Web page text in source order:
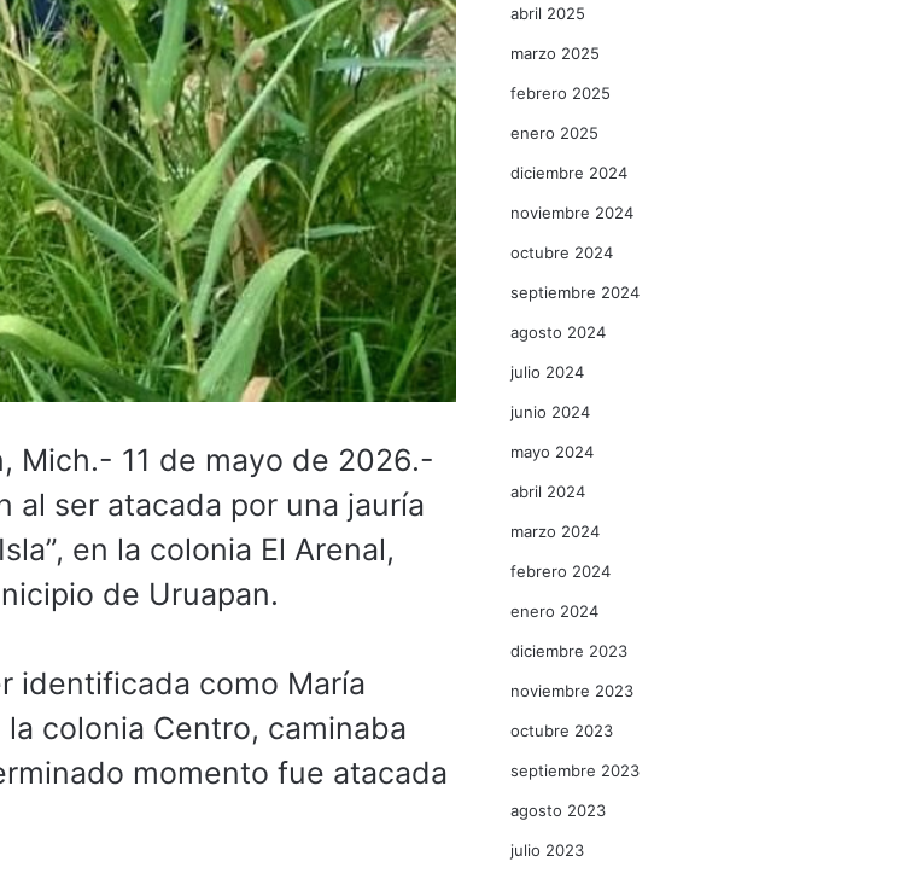
Mich.- 11 de mayo de 2026.-
al ser atacada por una jauría
en la colonia El Arenal,
de Uruapan.
identificada como María
colonia Centro, caminaba
momento fue atacada
abril 2025
marzo 2025
febrero 2025
enero 2025
diciembre 2024
noviembre 2024
octubre 2024
septiembre 2024
agosto 2024
julio 2024
junio 2024
mayo 2024
abril 2024
marzo 2024
febrero 2024
enero 2024
diciembre 2023
noviembre 2023
octubre 2023
septiembre 2023
agosto 2023
julio 2023